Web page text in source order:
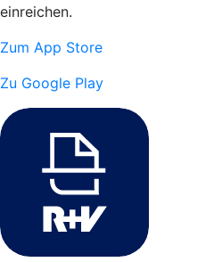
einreichen.
Zum App Store
Zu Google Play